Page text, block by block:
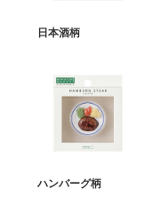
日本酒柄
ハンバーグ柄